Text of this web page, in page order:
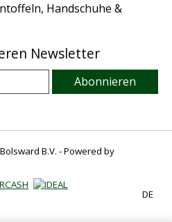
Handschuhe &
Newsletter
Abonnieren
B.V. - Powered by
DE